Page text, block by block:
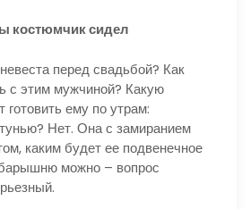
костюмчик сидел
перед свадьбой? Как
с этим мужчиной? Какую
готовить ему по утрам:
Нет. Она с замиранием
каким будет ее подвенечное
можно – вопрос